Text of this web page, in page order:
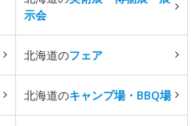
示会
北海道のフェア
北海道のキャンプ場・BBQ場